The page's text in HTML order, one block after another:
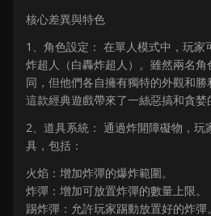
核心差異與特色
1、角色設定： 在單人模式中，玩家
炸超人（白轟炸超人）。雖然兩名
同，但他們各自擁有獨特的外觀和
這款經典遊戲帶來了一絲惡搞和貪婪
2、道具系統： 通過炸開障礙物，玩
具，包括：
火焰：增加炸彈的爆炸範圍。
炸彈：增加可放置炸彈的數量上限。
踢炸彈：允許玩家踢動放置好的炸彈。